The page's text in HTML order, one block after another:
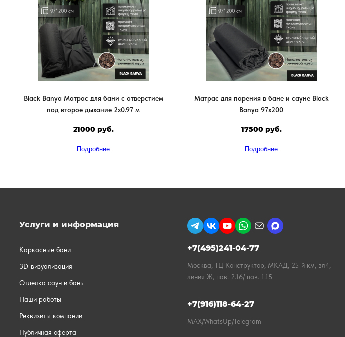
Black Banya Матрас для бани с отверстием
под второе дыхание 2х0.97 м
21000 руб.
Подробнее
Матрас для парения в бане и сауне Black
Banya 97х200
17500 руб.
Подробнее
Услуги и информация
Каркасные бани
3D-визуализация
Отделка саун и бань
Наши работы
Реквизиты компании
Публичная оферта
+7(495)241-04-77
Москва, ТЦ Конструктор, МКАД, 25-й км, вл4,
линия Ж, пав. 2.16/ пав. 1.15
+7(916)118-64-27
MAX/WhatsUp/Telegram